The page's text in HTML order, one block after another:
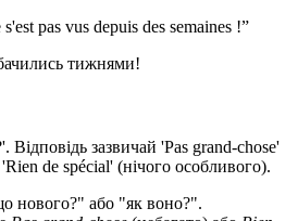
pas vus depuis des semaines !”
тижнями!
зазвичай 'Pas grand-chose'
de spécial' (нічого особливого).
нового?" або "як воно?".